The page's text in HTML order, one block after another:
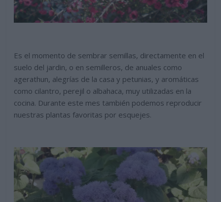
Es el momento de sembrar semillas, directamente en el
suelo del jardin, o en semilleros, de anuales como
agerathun, alegrías de la casa y petunias, y aromáticas
como cilantro, perejil o albahaca, muy utilizadas en la
cocina. Durante este mes también podemos reproducir
nuestras plantas favoritas por esquejes.